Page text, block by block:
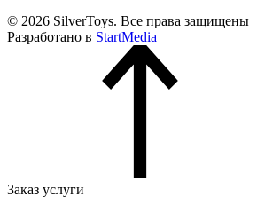
© 2026 SilverToys. Все права защищены
Разработано в StartMedia
Заказ услуги